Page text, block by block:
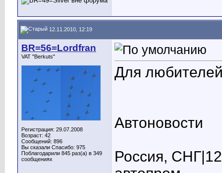
12.11.2010, 12:19
BR=56=Lordfran
VAT "Berkuts"
Регистрация: 29.07.2008
Возраст: 42
Сообщений: 896
Вы сказали Спасибо: 975
Поблагодарили 845 раз(а) в 349
сообщениях
Для
Автоновости
Россия,